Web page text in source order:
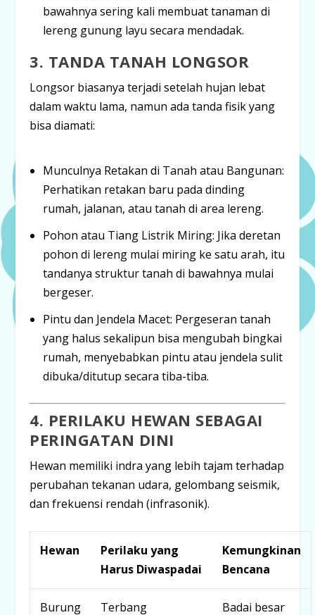
bawahnya sering kali membuat tanaman di
lereng gunung layu secara mendadak.
3. TANDA TANAH LONGSOR
Longsor biasanya terjadi setelah hujan lebat
dalam waktu lama, namun ada tanda fisik yang
bisa diamati:
Munculnya Retakan di Tanah atau Bangunan:
Perhatikan retakan baru pada dinding
rumah, jalanan, atau tanah di area lereng.
Pohon atau Tiang Listrik Miring: Jika deretan
pohon di lereng mulai miring ke satu arah, itu
tandanya struktur tanah di bawahnya mulai
bergeser.
Pintu dan Jendela Macet: Pergeseran tanah
yang halus sekalipun bisa mengubah bingkai
rumah, menyebabkan pintu atau jendela sulit
dibuka/ditutup secara tiba-tiba.
4. PERILAKU HEWAN SEBAGAI
PERINGATAN DINI
Hewan memiliki indra yang lebih tajam terhadap
perubahan tekanan udara, gelombang seismik,
dan frekuensi rendah (infrasonik).
Hewan
Perilaku yang
Harus Diwaspadai
Kemungkinan
Bencana
Burung Terbang Badai besar